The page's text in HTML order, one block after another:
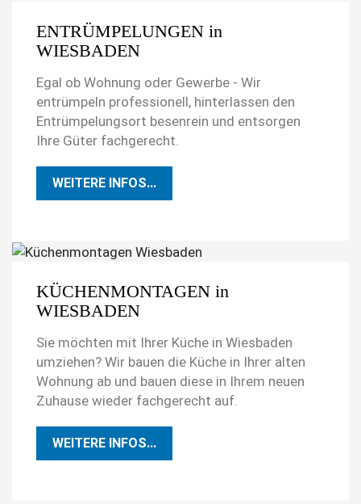
ENTRÜMPELUNGEN in
WIESBADEN
Egal ob Wohnung oder Gewerbe - Wir
entrümpeln professionell, hinterlassen den
Entrümpelungsort besenrein und entsorgen
Ihre Güter fachgerecht.
WEITERE INFOS...
KÜCHENMONTAGEN in
WIESBADEN
Sie möchten mit Ihrer Küche in Wiesbaden
umziehen? Wir bauen die Küche in Ihrer alten
Wohnung ab und bauen diese in Ihrem neuen
Zuhause wieder fachgerecht auf.
WEITERE INFOS...